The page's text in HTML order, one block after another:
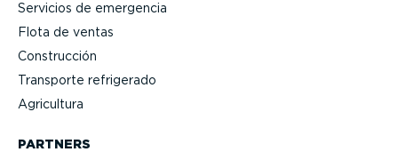
Servicios de emergencia
Flota de ventas
Construcción
Transporte refrigerado
Agricultura
PARTNERS